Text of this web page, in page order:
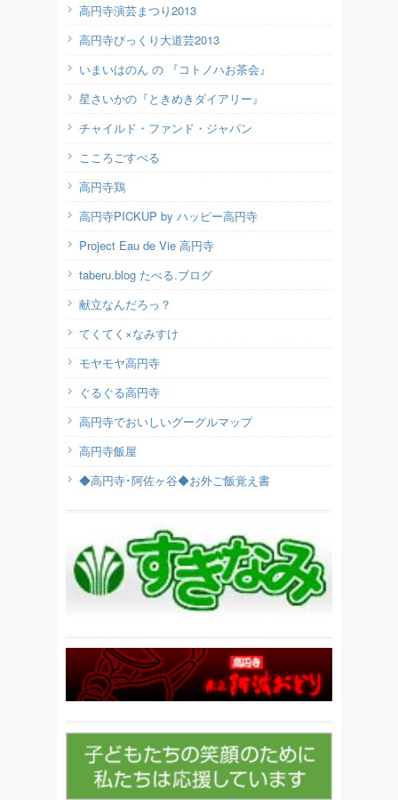
高円寺演芸まつり2013
高円寺びっくり大道芸2013
いまいはのん の 『コトノハお茶会』
星さいかの『ときめきダイアリー』
チャイルド・ファンド・ジャパン
こころごすぺる
高円寺鶏
高円寺PICKUP by ハッピー高円寺
Project Eau de Vie 高円寺
taberu.blog たべる.ブログ
献立なんだろっ？
てくてく×なみすけ
モヤモヤ高円寺
ぐるぐる高円寺
高円寺でおいしいグーグルマップ
高円寺飯屋
◆高円寺･阿佐ヶ谷◆お外ご飯覚え書